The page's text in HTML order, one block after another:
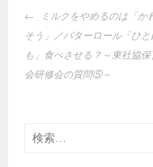
投
稿
ナ
ビ
シ
ョ
ミルクをやめるのは「か
そう」／バターロール「ひと
も」食べさせる？～東社協
会研修会の質問⑤～
検